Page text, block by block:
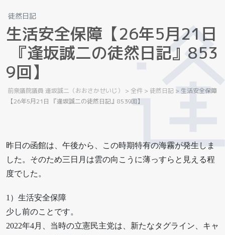
徒然日記
生活安全保障 【26年5月21 日
『逢坂誠二の徒然日記』 853
9回】
前衆議院議員 逢坂誠二（おおさかせいじ） > 全件 > 徒然日記 > 生活安全保障
【26年5月21日 『逢坂誠二の徒然日記』8539回】
昨日の函館は、午後から、この時期特有の海霧が発生しま
した。そのため三日月は雲の向こうに薄っすらと見える程
度でした。
1）生活安全保障
少し前のことです。
2022年4月、当時の立憲民主党は、新たなタグライン、キャ